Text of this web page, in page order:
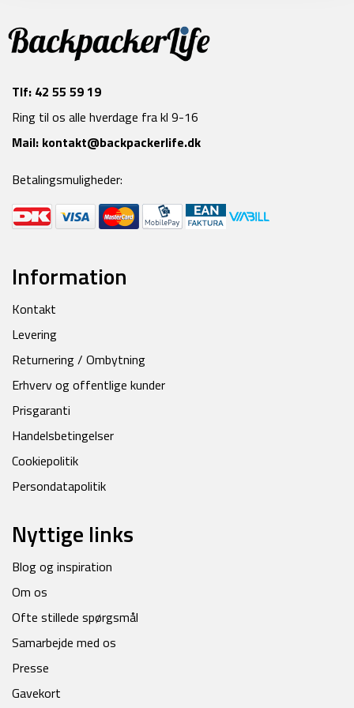
Tlf: 42 55 59 19
Ring til os alle hverdage fra kl 9-16
Mail: kontakt@backpackerlife.dk
Betalingsmuligheder:
Information
Kontakt
Levering
Returnering / Ombytning
Erhverv og offentlige kunder
Prisgaranti
Handelsbetingelser
Cookiepolitik
Persondatapolitik
Nyttige links
Blog og inspiration
Om os
Ofte stillede spørgsmål
Samarbejde med os
Presse
Gavekort